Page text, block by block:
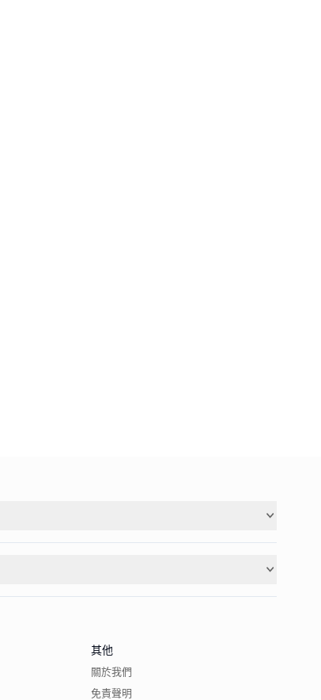
其他
關於我們
免責聲明